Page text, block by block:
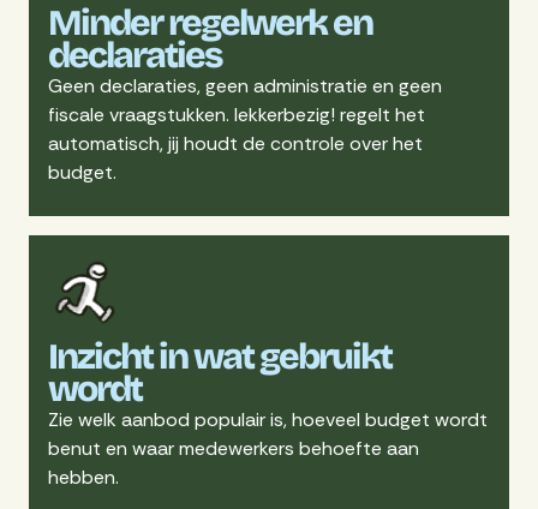
Minder regelwerk en
declaraties
Geen declaraties, geen administratie en geen
fiscale vraagstukken. lekkerbezig! regelt het
automatisch, jij houdt de controle over het
budget.
Inzicht in wat gebruikt
wordt
Zie welk aanbod populair is, hoeveel budget wordt
benut en waar medewerkers behoefte aan
hebben.